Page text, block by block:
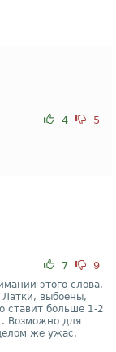
4 5
7 9
этого слова.
выбоены,
ставит больше 1-2
Возможно для
же ужас.